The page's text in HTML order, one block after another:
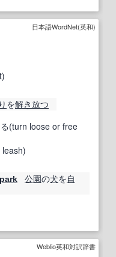
日本語WordNet(英和)
を解き放つ
(turn loose or free
park 公園の犬を自
Weblio英和対訳辞書